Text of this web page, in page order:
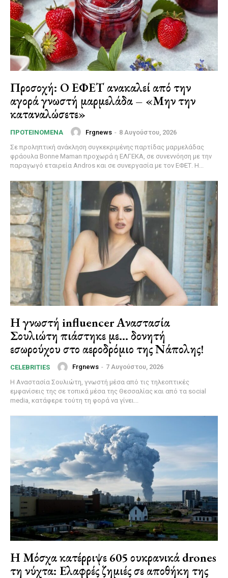
Προσοχή: Ο ΕΦΕΤ ανακαλεί από την
αγορά γνωστή μαρμελάδα – «Μην την
καταναλώσετε»
ΠΡΟΤΕΙΝΌΜΕΝΑ Frgnews - 8 Αυγούστου, 2026
Σε προληπτική ανάκληση συγκεκριμένης παρτίδας μαρμελάδας
φράουλα Bonne Maman προχωρά η ΕΛΓΕΚΑ, σε συνεννόηση με την
παραγωγό εταιρεία Andros και σε συνεργασία με τον ΕΦΕΤ. Η...
Η γνωστή influencer Αναστασία
Σουλιώτη πιάστηκε με… δονητή
εσωρούχου στο αεροδρόμιο της Νάπολης!
CELEBRITIES Frgnews - 7 Αυγούστου, 2026
Η Αναστασία Σουλιώτη, γνωστή μέσα από τις τηλεοπτικές
εμφανίσεις της σε τοπικά μέσα της Θεσσαλίας και από τα social
media, κατάφερε τούτη τη φορά να γίνει...
Η Μόσχα κατέρριψε 605 ουκρανικά drones
τη νύχτα: Ελαφρές ζημιές σε αποθήκη της